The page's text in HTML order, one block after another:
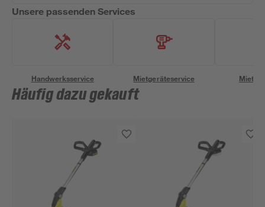
Unsere passenden Services
Handwerksservice Mietgeräteservice
Häufig dazu gekauft